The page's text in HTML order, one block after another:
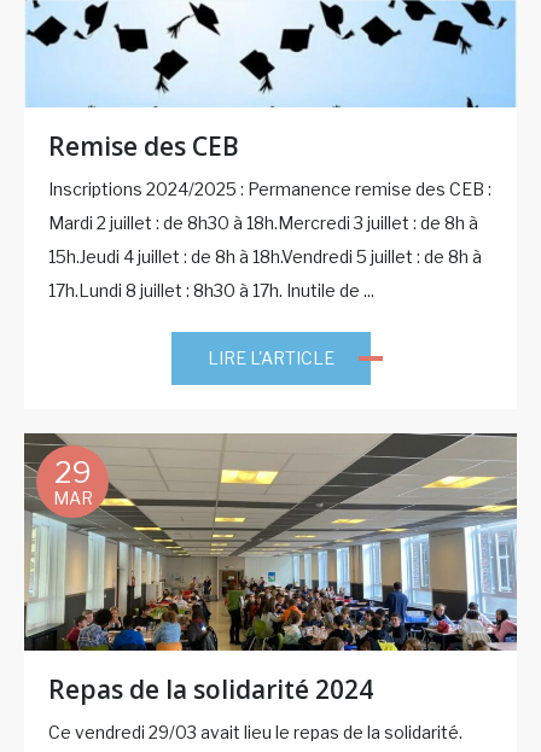
Remise des CEB
Inscriptions 2024/2025 : Permanence remise des CEB :
Mardi 2 juillet : de 8h30 à 18h.Mercredi 3 juillet : de 8h à
15h.Jeudi 4 juillet : de 8h à 18h.Vendredi 5 juillet : de 8h à
17h.Lundi 8 juillet : 8h30 à 17h. Inutile de ...
LIRE L'ARTICLE
29
MAR
Repas de la solidarité 2024
Ce vendredi 29/03 avait lieu le repas de la solidarité.